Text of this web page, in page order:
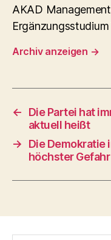
AKAD
Archiv anzeigen →
←
Die Partei hat
aktuell heißt
→
Die Demokratie
höchster Gefahr